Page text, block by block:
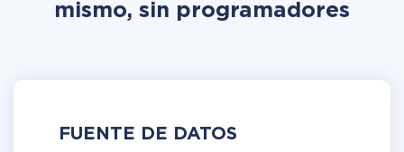
mismo, sin programadores
FUENTE DE DATOS